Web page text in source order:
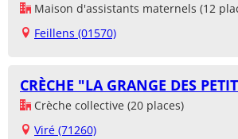
Maison d'assistants maternels (12
Feillens (01570)
CRÈCHE "LA GRANGE DES
Crèche collective (20 places)
Viré (71260)